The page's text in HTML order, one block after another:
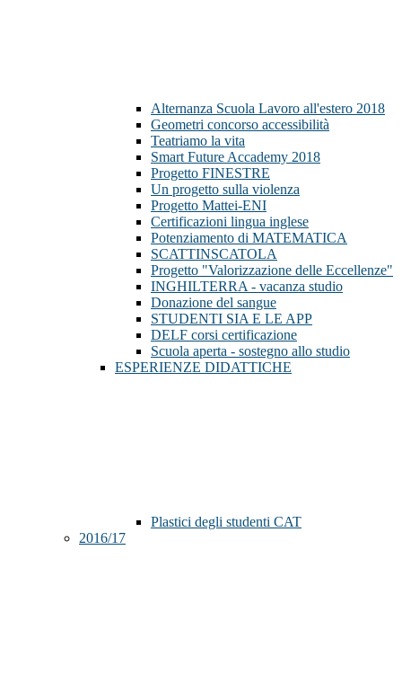
Alternanza Scuola Lavoro all'estero 2018
Geometri concorso accessibilità
Teatriamo la vita
Smart Future Accademy 2018
Progetto FINESTRE
Un progetto sulla violenza
Progetto Mattei-ENI
Certificazioni lingua inglese
Potenziamento di MATEMATICA
SCATTINSCATOLA
Progetto "Valorizzazione delle Eccellenze"
INGHILTERRA - vacanza studio
Donazione del sangue
STUDENTI SIA E LE APP
DELF corsi certificazione
Scuola aperta - sostegno allo studio
ESPERIENZE DIDATTICHE
Plastici degli studenti CAT
2016/17